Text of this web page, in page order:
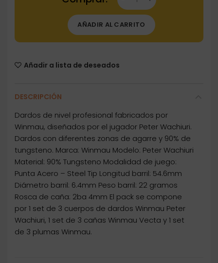
AÑADIR AL CARRITO
Añadir a lista de deseados
DESCRIPCIÓN
Dardos de nivel profesional fabricados por
Winmau, diseñados por el jugador Peter Wachiuri.
Dardos con diferentes zonas de agarre y 90% de
tungsteno. Marca: Winmau Modelo: Peter Wachiuri
Material: 90% Tungsteno Modalidad de juego:
Punta Acero – Steel Tip Longitud barril: 54.6mm
Diámetro barril: 6.4mm Peso barril: 22 gramos
Rosca de caña: 2ba 4mm El pack se compone
por 1 set de 3 cuerpos de dardos Winmau Peter
Wachiuri, 1 set de 3 cañas Winmau Vecta y 1 set
de 3 plumas Winmau.